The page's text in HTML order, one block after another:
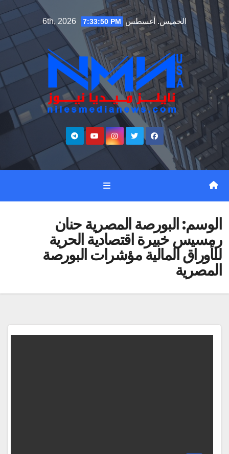
Skip
to
content
الخميس. أغسطس 6th, 2026 7:33:51 PM
الوسم: البورصة المصرية حنان
رمسيس خبيرة اقتصادية الحرية
للأوراق المالية مؤشرات البورصة
المصرية